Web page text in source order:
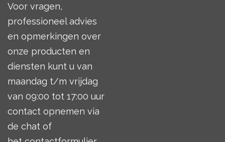
Voor vragen,
professioneel advies
en opmerkingen over
onze producten en
diensten kunt u van
maandag t/m vrijdag
van 09:00 tot 17:00 uur
contact opnemen via
de chat of